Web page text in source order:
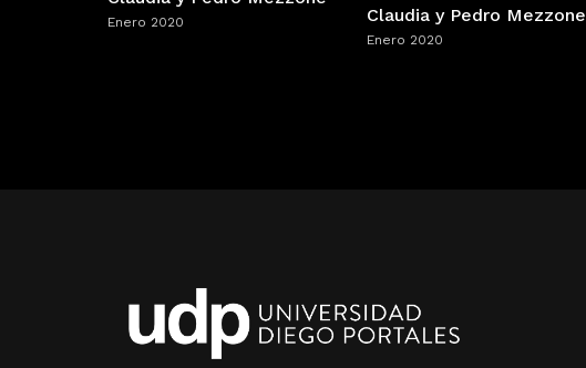
Enero 2020 Claudia y Pedro Mezzone
Enero 2020